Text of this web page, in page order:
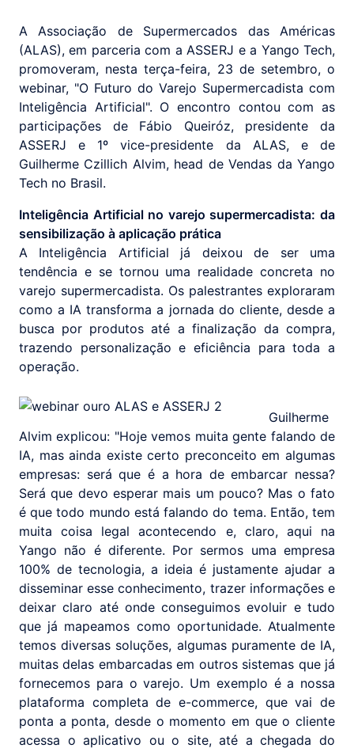
A Associação de Supermercados das Américas
(ALAS), em parceria com a ASSERJ e a Yango Tech,
promoveram, nesta terça-feira, 23 de setembro, o
webinar, "O Futuro do Varejo Supermercadista com
Inteligência Artificial". O encontro contou com as
participações de Fábio Queiróz, presidente da
ASSERJ e 1º vice-presidente da ALAS, e de
Guilherme Czillich Alvim, head de Vendas da Yango
Tech no Brasil.
Inteligência Artificial no varejo supermercadista: da
sensibilização à aplicação prática
A Inteligência Artificial já deixou de ser uma
tendência e se tornou uma realidade concreta no
varejo supermercadista. Os palestrantes exploraram
como a IA transforma a jornada do cliente, desde a
busca por produtos até a finalização da compra,
trazendo personalização e eficiência para toda a
operação.
Guilherme
Alvim explicou: "Hoje vemos muita gente falando de
IA, mas ainda existe certo preconceito em algumas
empresas: será que é a hora de embarcar nessa?
Será que devo esperar mais um pouco? Mas o fato
é que todo mundo está falando do tema. Então, tem
muita coisa legal acontecendo e, claro, aqui na
Yango não é diferente. Por sermos uma empresa
100% de tecnologia, a ideia é justamente ajudar a
disseminar esse conhecimento, trazer informações e
deixar claro até onde conseguimos evoluir e tudo
que já mapeamos como oportunidade. Atualmente
temos diversas soluções, algumas puramente de IA,
muitas delas embarcadas em outros sistemas que já
fornecemos para o varejo. Um exemplo é a nossa
plataforma completa de e-commerce, que vai de
ponta a ponta, desde o momento em que o cliente
acessa o aplicativo ou o site, até a chegada do